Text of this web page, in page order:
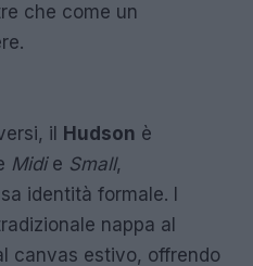
che come un
il Hudson è
Midie Small,
identità formale. I
nappa al
canvas estivo, offrendo